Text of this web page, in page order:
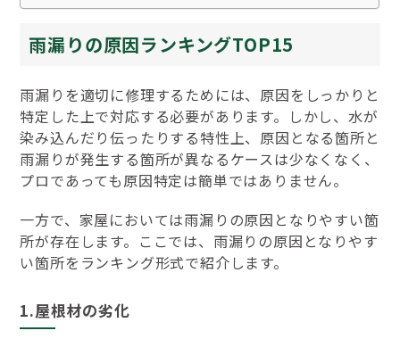
雨漏りの原因ランキングTOP15
雨漏りを適切に修理するためには、原因をしっかりと
特定した上で対応する必要があります。しかし、水が
染み込んだり伝ったりする特性上、原因となる箇所と
雨漏りが発生する箇所が異なるケースは少なくなく、
プロであっても原因特定は簡単ではありません。
一方で、家屋においては雨漏りの原因となりやすい箇
所が存在します。ここでは、雨漏りの原因となりやす
い箇所をランキング形式で紹介します。
1.屋根材の劣化